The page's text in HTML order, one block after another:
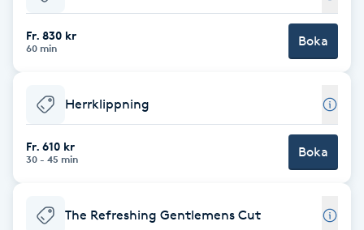
Babylights
Balayage
Barber
Barnklippning
Fr. 830 kr
60 min Boka
Herrklippning
Fr. 610 kr
30 - 45 min Boka
The Refreshing Gentlemens Cut